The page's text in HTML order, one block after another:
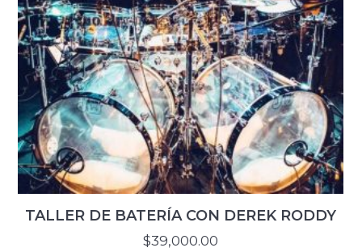
TALLER DE BATERÍA CON DEREK RODDY
$39,000.00